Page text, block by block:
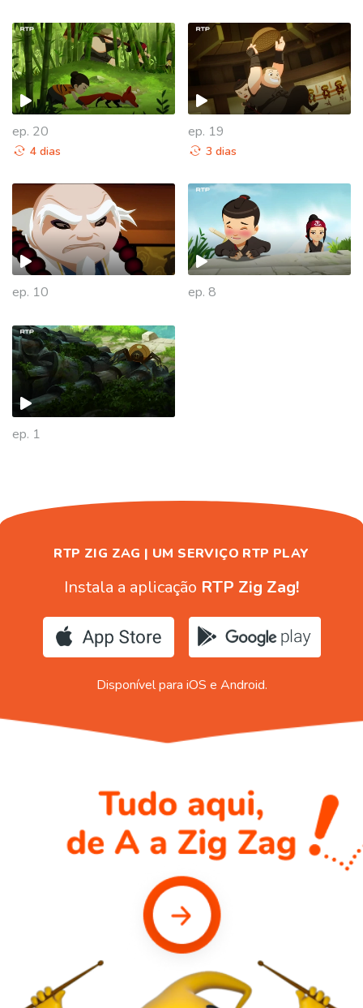
ep. 20
4 dias
ep. 19
3 dias
ep. 10 ep. 8
938963
ep. 1
938662
RTP ZIG ZAG | UM SERVIÇO RTP PLAY
Instala a aplicação RTP Zig Zag!
Disponível para iOS e Android.